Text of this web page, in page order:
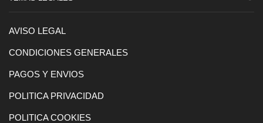
AVISO LEGAL
CONDICIONES GENERALES
PAGOS Y ENVIOS
POLITICA PRIVACIDAD
POLITICA COOKIES